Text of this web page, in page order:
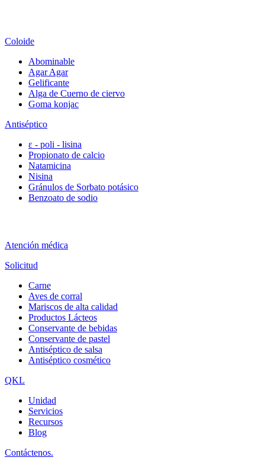
Coloide
Abominable
Agar Agar
Gelificante
Alga de Cuerno de ciervo
Goma konjac
Antiséptico
ε - poli - lisina
Propionato de calcio
Natamicina
Nisina
Gránulos de Sorbato potásico
Benzoato de sodio
Atención médica
Solicitud
Carne
Aves de corral
Mariscos de alta calidad
Productos Lácteos
Conservante de bebidas
Conservante de pastel
Antiséptico de salsa
Antiséptico cosmético
QKL
Unidad
Servicios
Recursos
Blog
Contáctenos.